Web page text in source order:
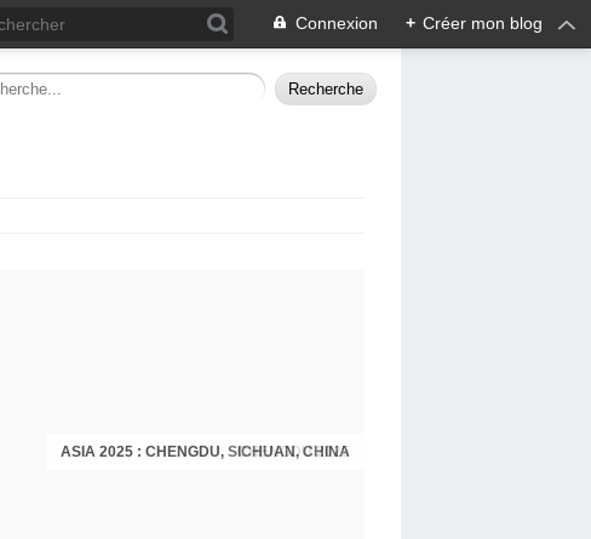
Connexion + Créer mon blog
ASIA 2025 : CHENGDU, SICHUAN, CHINA
CHENGDU 2025